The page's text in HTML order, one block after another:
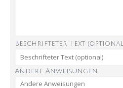
Beschrifteter Text
Andere Anweisungen